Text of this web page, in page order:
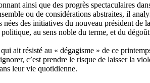
ainsi que des progrès spectaculaires
ou de considérations abstraites, il
des initiatives du nouveau président
au sens noble du terme, et du
ait résisté au « dégagisme » de ce
c’est prendre le risque de laisser la
leur vie quotidienne.